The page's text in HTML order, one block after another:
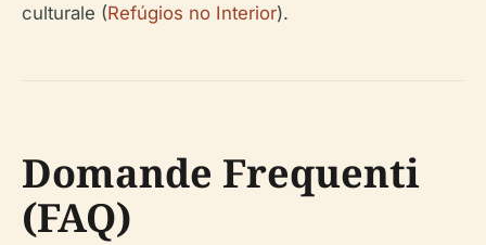
culturale (Refúgios no Interior).
Domande Frequenti
(FAQ)